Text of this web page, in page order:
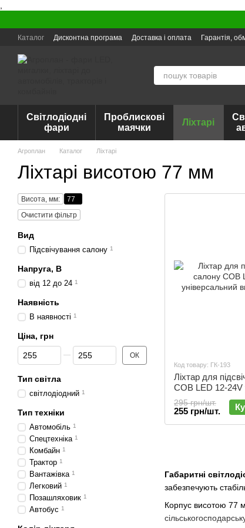
Каталог Дисконтна програма Доставка і оплата Гарантія,
Світлодіодні
фари
Проблискові
маячки
Ліхтарі
Агроплан Каталог Ліхтарі
Ліхтарі висотою 77 мм
Габаритні
забезпечують
Корпус висотою 77
Код товару: ГК-193
Ліхтар для
COB LED 12-24V
| ГК-193
295 грн/шт.
255 грн/шт.
Висота, мм:
77
Очистити фільтр
Вид
Підсвічування салону 1
Напруга, В
від 12 до 24 1
Наявність
В наявності 1
Ціна, грн
Від Ціна, грн
До Ціна, грн ОК
Тип світла
cвітлодіодний 1
Тип техніки
Автомобіль 1
Спецтехніка 1
Комбайн 1
Трактор 1
Вантажівка 1
Легковий 1
Позашляховик 1
Автобус 1